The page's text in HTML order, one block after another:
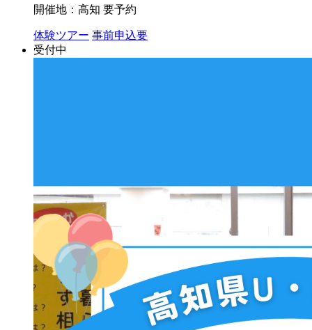
開催地：高知 要予約
体験ツアー 事前申込要
受付中